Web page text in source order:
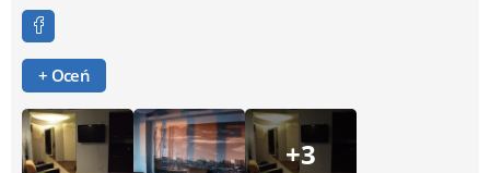
+ Oceń
+3